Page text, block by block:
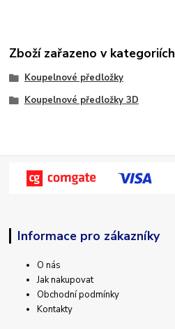
Zboží zařazeno v kategoriích
Koupelnové předložky
Koupelnové předložky 3D
Informace pro zákazníky
O nás
Jak nakupovat
Obchodní podmínky
Kontakty